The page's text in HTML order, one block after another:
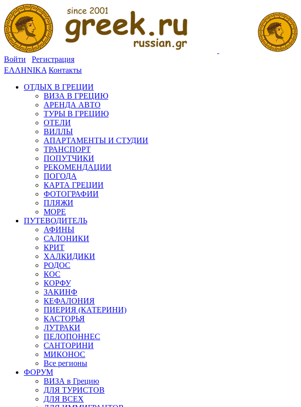
Войти
Регистрация
ΕΛΛΗΝΙΚΑ Контакты
ОТДЫХ В ГРЕЦИИ
ВИЗА В ГРЕЦИЮ
АРЕНДА АВТО
ТУРЫ В ГРЕЦИЮ
ОТЕЛИ
ВИЛЛЫ
АПАРТАМЕНТЫ И СТУДИИ
ТРАНСПОРТ
ПОПУТЧИКИ
РЕКОМЕНДАЦИИ
ПОГОДА
КАРТА ГРЕЦИИ
ФОТОГРАФИИ
ПЛЯЖИ
МОРЕ
ПУТЕВОДИТЕЛЬ
АФИНЫ
САЛОНИКИ
КРИТ
ХАЛКИДИКИ
РОДОС
КОС
КОРФУ
ЗАКИНФ
КЕФАЛОНИЯ
ПИЕРИЯ (КАТЕРИНИ)
КАСТОРЬЯ
ЛУТРАКИ
ПЕЛОПОННЕС
САНТОРИНИ
МИКОНОС
Все регионы
ФОРУМ
ВИЗА в Грецию
ДЛЯ ТУРИСТОВ
ДЛЯ ВСЕХ